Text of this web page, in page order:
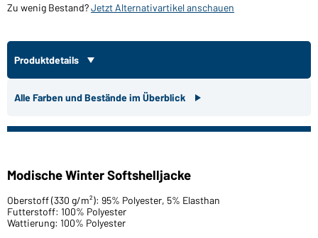
Zu wenig Bestand?Jetzt Alternativartikel anschauen
Produktdetails
Alle Farben und Bestände im Überblick
Modische Winter Softshelljacke
Oberstoff (330 g/m²): 95% Polyester, 5% Elasthan
Futterstoff: 100% Polyester
Wattierung: 100% Polyester